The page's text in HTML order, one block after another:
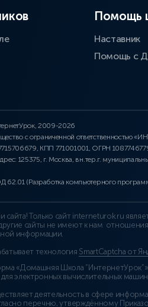
Помощь
Наставник
Помощь с
2009-2026
с ограниченной ответственностью
КПП 771001001, ОГРН
125375, г. Москва, вн.тер.г.
62.01 (Разработка компьютерного
сайта! Только сайт interneturok.ru
сайты не имеют к нам отношения
информации.
технология SmartCaptcha от
«Домашняя Школа
электронных вычислительных машин
деятельность в сфере
перечню, утверждённому